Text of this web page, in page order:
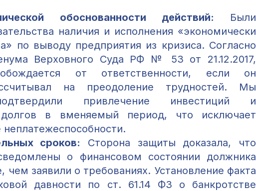
обоснованности действий: Были
наличия и исполнения «экономически
по выводу предприятия из кризиса. Согласно
Верховного Суда РФ № 53 от 21.12.2017,
от ответственности, если он
на преодоление трудностей. Мы
привлечение инвестиций и
долгов в вменяемый период, что исключает
сроков: Сторона защиты доказала, что
о финансовом состоянии должника
чем заявили о требованиях. Установление факта
давности по ст. 61.14 ФЗ о банкротстве